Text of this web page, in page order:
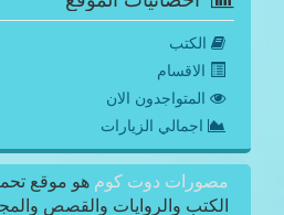
الكتب
الاقسام
المتواجدون الان
اجمالي الزيارات
مصورات دوت كوم هو موقع
الكتب والروايات والقصص